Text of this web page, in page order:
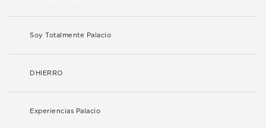
Soy Totalmente Palacio
DHIERRO
Experiencias Palacio